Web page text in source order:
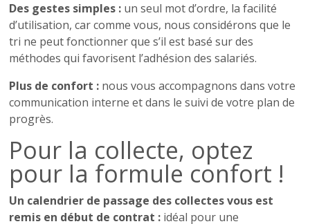
Des gestes simples : un seul mot d’ordre, la facilité
d’utilisation, car comme vous, nous considérons que le
tri ne peut fonctionner que s’il est basé sur des
méthodes qui favorisent l’adhésion des salariés.
Plus de confort : nous vous accompagnons dans votre
communication interne et dans le suivi de votre plan de
progrès.
Pour la collecte, optez
pour la formule confort !
Un calendrier de passage des collectes vous est
remis en début de contrat : idéal pour une